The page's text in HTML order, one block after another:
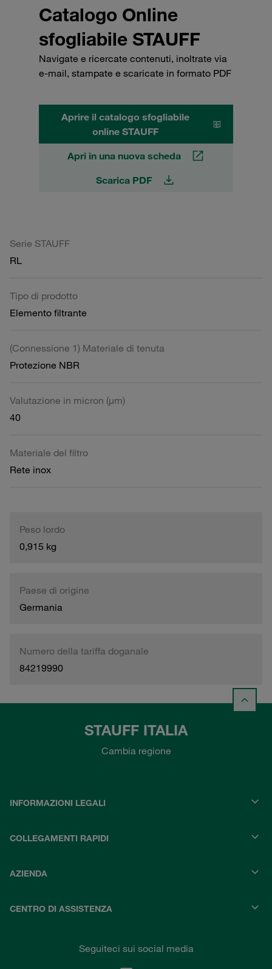
Catalogo Online
sfogliabile STAUFF
Navigate e ricercate contenuti, inoltrate via
e-mail, stampate e scaricate in formato PDF
Aprire il catalogo sfogliabile
online STAUFF
Apri in una nuova scheda
Scarica PDF
Serie STAUFF
RL
Tipo di prodotto
Elemento filtrante
(Connessione 1) Materiale di tenuta
Protezione NBR
Valutazione in micron (µm)
40
Materiale del filtro
Rete inox
Peso lordo
0,915 kg
Paese di origine
Germania
Numero della tariffa doganale
84219990
STAUFF ITALIA
Cambia regione
INFORMAZIONI LEGALI
COLLEGAMENTI RAPIDI
AZIENDA
CENTRO DI ASSISTENZA
Seguiteci sui social media